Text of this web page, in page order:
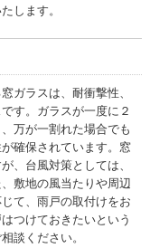
します。
ガラスは、耐衝撃性、
す。ガラスが一度に２
万が一割れた場合でも
確保されています。窓
、台風対策としては、
敷地の風当たりや周辺
て、雨戸の取付けをお
つけておきたいという
談ください。